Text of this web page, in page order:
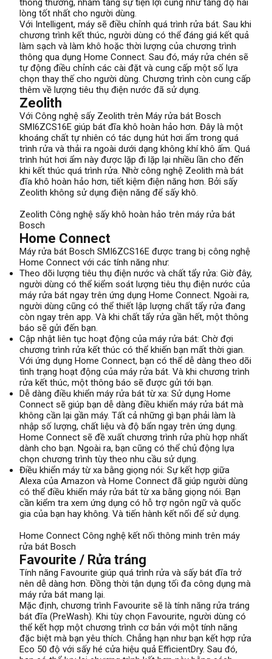
thông thường, nhằm tăng sự tiện lợi cũng như tăng độ hài
lòng tốt nhất cho người dùng.
Với Intelligent, máy sẽ điều chỉnh quá trình rửa bát. Sau khi
chương trình kết thúc, người dùng có thể đáng giá kết quả
làm sạch và làm khô hoặc thời lượng của chương trình
thông qua dụng Home Connect. Sau đó, máy rửa chén sẽ
tự động điều chỉnh các cài đặt và cung cấp một số lựa
chọn thay thế cho người dùng. Chương trình còn cung cấp
thêm về lượng tiêu thụ điện nước đã sử dụng.
Zeolith
Với Công nghệ sấy Zeolith trên Máy rửa bát Bosch
SMI6ZCS16E giúp bát đĩa khô hoàn hảo hơn. Đây là một
khoáng chất tự nhiên có tác dụng hút hơi ẩm trong quá
trình rửa và thải ra ngoài dưới dạng không khí khô ấm. Quá
trình hút hơi ẩm này được lặp đi lặp lại nhiều lần cho đến
khi kết thúc quá trình rửa. Nhờ công nghệ Zeolith mà bát
đĩa khô hoàn hảo hơn, tiết kiệm điện năng hơn. Bởi sấy
Zeolith không sử dụng điện năng để sấy khô.
Zeolith Công nghệ sấy khô hoàn hảo trên máy rửa bát
Bosch
Home Connect
Máy rửa bát Bosch SMI6ZCS16E được trang bị công nghệ
Home Connect với các tính năng như:
Theo dõi lượng tiêu thụ điện nước và chất tẩy rửa: Giờ đây,
người dùng có thể kiểm soát lượng tiêu thụ điện nước của
máy rửa bát ngay trên ứng dụng Home Connect. Ngoài ra,
người dùng cũng có thể thiết lập lượng chất tẩy rửa đang
còn ngay trên app. Và khi chất tẩy rửa gần hết, một thông
báo sẽ gửi đến bạn.
Cập nhật liên tục hoạt động của máy rửa bát: Chờ đợi
chương trình rửa kết thúc có thể khiến bạn mất thời gian.
Với ứng dụng Home Connect, bạn có thể dễ dàng theo dõi
tình trạng hoạt động của máy rửa bát. Và khi chương trình
rửa kết thúc, một thông báo sẽ được gửi tới bạn.
Dễ dàng điều khiển máy rửa bát từ xa: Sử dụng Home
Connect sẽ giúp bạn dễ dàng điều khiển máy rửa bát mà
không cần lại gần máy. Tất cả những gì bạn phải làm là
nhập số lượng, chất liệu và độ bẩn ngay trên ứng dụng.
Home Connect sẽ đề xuất chương trình rửa phù hợp nhất
dành cho bạn. Ngoài ra, bạn cũng có thể chủ động lựa
chọn chương trình tùy theo nhu cầu sử dụng.
Điều khiển máy từ xa bằng giọng nói: Sự kết hợp giữa
Alexa của Amazon và Home Connect đã giúp người dùng
có thể điều khiển máy rửa bát từ xa bằng giọng nói. Bạn
cần kiểm tra xem ứng dụng có hỗ trợ ngôn ngữ và quốc
gia của bạn hay không. Và tiến hành kết nối để sử dụng.
Home Connect Công nghệ kết nối thông minh trên máy
rửa bát Bosch
Favourite / Rửa tráng
Tính năng Favourite giúp quá trình rửa và sấy bát đĩa trở
nên dễ dàng hơn. Đồng thời tận dụng tối đa công dụng mà
máy rửa bát mang lại.
Mặc định, chương trình Favourite sẽ là tính năng rửa tráng
bát đĩa (PreWash). Khi tùy chọn Favourite, người dùng có
thể kết hợp một chương trình cơ bản với một tính năng
đặc biệt mà bạn yêu thích. Chẳng hạn như bạn kết hợp rửa
Eco 50 độ với sấy hé cửa hiệu quả EfficientDry. Sau đó,